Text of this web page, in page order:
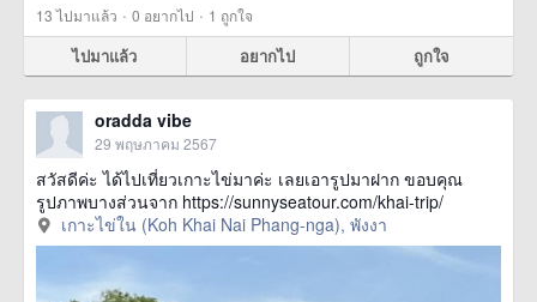
13ไปมาแล้ว · 0 อยากไป · 1 ถูกใจ
ไปมาแล้ว อยากไป ถูกใจ
oradda vibe
29 พฤษภาคม 2567
สวัสดีค่ะ ได้ไปเที่ยวเกาะไข่มาค่ะ เลยเอารูปมาฝาก ขอบคุณ
รูปภาพบางส่วนจาก https://sunnyseatour.com/khai-trip/
เกาะไข่ใน (Koh Khai Nai Phang-nga), พังงา